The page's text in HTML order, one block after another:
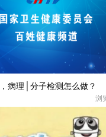
病理│分子检测怎么做？
浏